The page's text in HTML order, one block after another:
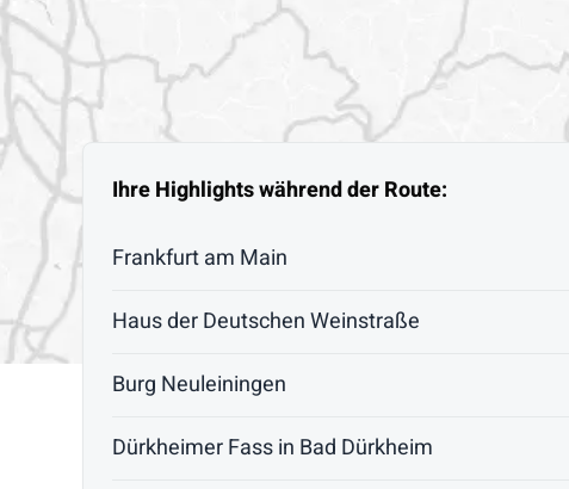
Ihre Highlights während der Route:
Frankfurt am Main
Haus der Deutschen Weinstraße
Burg Neuleiningen
Dürkheimer Fass in Bad Dürkheim